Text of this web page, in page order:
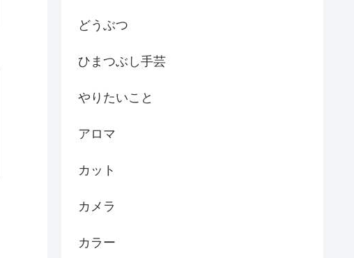
どうぶつ
ひまつぶし手芸
やりたいこと
アロマ
カット
カメラ
カラー